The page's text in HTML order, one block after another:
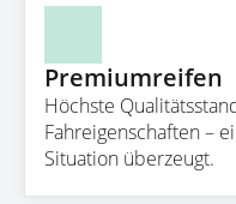
Premiumreifen
Höchste
Fahreigenschaften –
Situation überzeugt.